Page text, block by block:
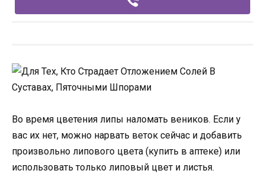
Во время цветения липы наломать веников. Если у
вас их нет, можно нарвать веток сейчас и добавить
произвольно липового цвета (купить в аптеке) или
использовать только липовый цвет и листья.